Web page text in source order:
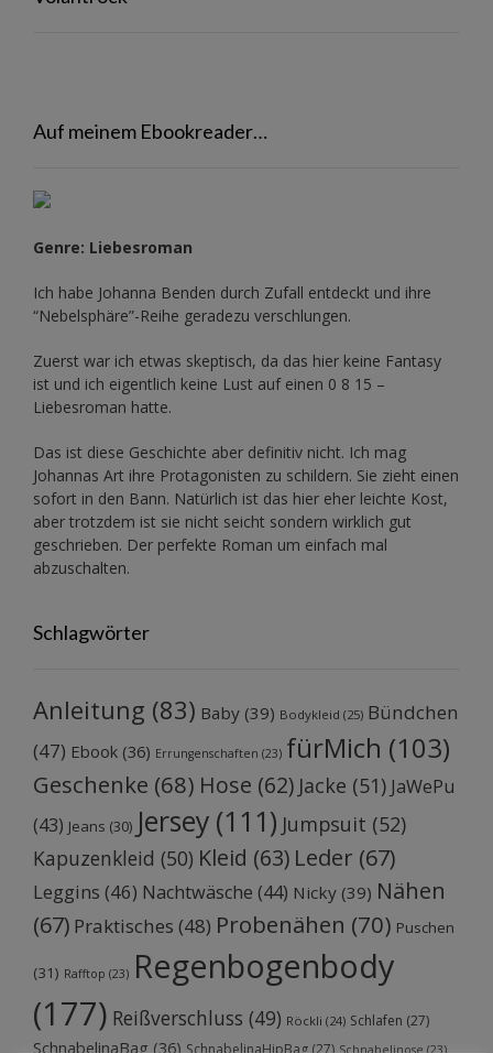
Auf meinem Ebookreader…
Genre: Liebesroman
Ich habe Johanna Benden durch Zufall entdeckt und ihre
“Nebelsphäre”-Reihe geradezu verschlungen.
Zuerst war ich etwas skeptisch, da das hier keine Fantasy
ist und ich eigentlich keine Lust auf einen 0 8 15 –
Liebesroman hatte.
Das ist diese Geschichte aber definitiv nicht. Ich mag
Johannas Art ihre Protagonisten zu schildern. Sie zieht einen
sofort in den Bann. Natürlich ist das hier eher leichte Kost,
aber trotzdem ist sie nicht seicht sondern wirklich gut
geschrieben. Der perfekte Roman um einfach mal
abzuschalten.
Schlagwörter
Anleitung (83) Baby (39) Bodykleid (25) Bündchen
(47) Ebook (36) Errungenschaften (23) fürMich (103)
Geschenke (68) Hose (62) Jacke (51) JaWePu
(43) Jeans (30) Jersey (111) Jumpsuit (52)
Kapuzenkleid (50) Kleid (63) Leder (67)
Leggins (46) Nachtwäsche (44) Nicky (39) Nähen
(67) Praktisches (48) Probenähen (70) Puschen
(31) Rafftop (23) Regenbogenbody
(177) Reißverschluss (49) Röckli (24) Schlafen (27)
SchnabelinaBag (36) SchnabelinaHipBag(27) Schnabelinose (23)